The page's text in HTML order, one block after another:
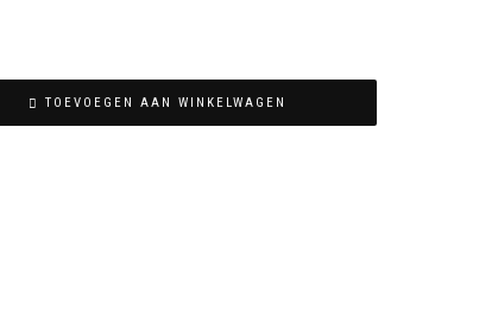
TOEVOEGEN AAN WINKELWAGEN